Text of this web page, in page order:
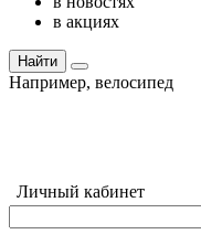
в акциях
Найти
Например, велосипед
Личный кабинет